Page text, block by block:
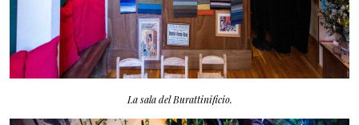
La sala del Burattinificio.